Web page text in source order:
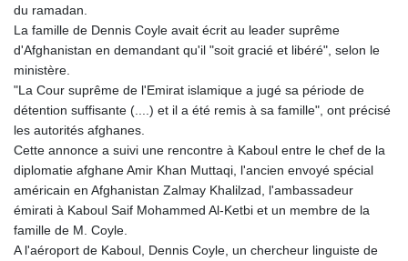
du ramadan.
La famille de Dennis Coyle avait écrit au leader suprême
d'Afghanistan en demandant qu'il "soit gracié et libéré", selon le
ministère.
"La Cour suprême de l'Emirat islamique a jugé sa période de
détention suffisante (....) et il a été remis à sa famille", ont précisé
les autorités afghanes.
Cette annonce a suivi une rencontre à Kaboul entre le chef de la
diplomatie afghane Amir Khan Muttaqi, l'ancien envoyé spécial
américain en Afghanistan Zalmay Khalilzad, l'ambassadeur
émirati à Kaboul Saif Mohammed Al-Ketbi et un membre de la
famille de M. Coyle.
A l'aéroport de Kaboul, Dennis Coyle, un chercheur linguiste de